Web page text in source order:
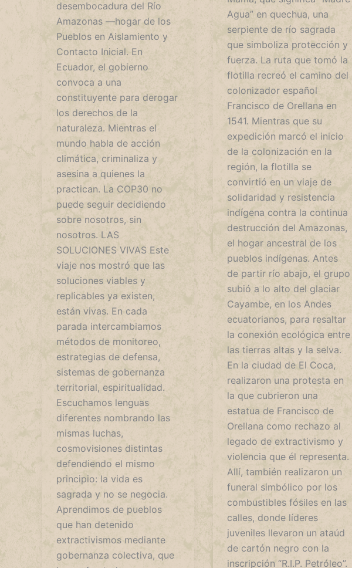
desembocadura del Río
Amazonas —hogar de los
Pueblos en Aislamiento y
Contacto Inicial. En
Ecuador, el gobierno
convoca a una
constituyente para derogar
los derechos de la
naturaleza. Mientras el
mundo habla de acción
climática, criminaliza y
asesina a quienes la
practican. La COP30 no
puede seguir decidiendo
sobre nosotros, sin
nosotros. LAS
SOLUCIONES VIVAS Este
viaje nos mostró que las
soluciones viables y
replicables ya existen,
están vivas. En cada
parada intercambiamos
métodos de monitoreo,
estrategias de defensa,
sistemas de gobernanza
territorial, espiritualidad.
Escuchamos lenguas
diferentes nombrando las
mismas luchas,
cosmovisiones distintas
defendiendo el mismo
principio: la vida es
sagrada y no se negocia.
Aprendimos de pueblos
que han detenido
extractivismos mediante
gobernanza colectiva, que
Agua” en quechua, una
serpiente de río sagrada
que simboliza protección y
fuerza. La ruta que tomó la
flotilla recreó el camino del
colonizador español
Francisco de Orellana en
1541. Mientras que su
expedición marcó el inicio
de la colonización en la
región, la flotilla se
convirtió en un viaje de
solidaridad y resistencia
indígena contra la continua
destrucción del Amazonas,
el hogar ancestral de los
pueblos indígenas. Antes
de partir río abajo, el grupo
subió a lo alto del glaciar
Cayambe, en los Andes
ecuatorianos, para resaltar
la conexión ecológica entre
las tierras altas y la selva.
En la ciudad de El Coca,
realizaron una protesta en
la que cubrieron una
estatua de Francisco de
Orellana como rechazo al
legado de extractivismo y
violencia que él representa.
Allí, también realizaron un
funeral simbólico por los
combustibles fósiles en las
calles, donde líderes
juveniles llevaron un ataúd
de cartón negro con la
inscripción “R.I.P. Petróleo”.